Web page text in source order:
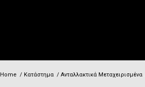
Home / Κατάστημα / Ανταλλακτικά Μεταχειρισμένα